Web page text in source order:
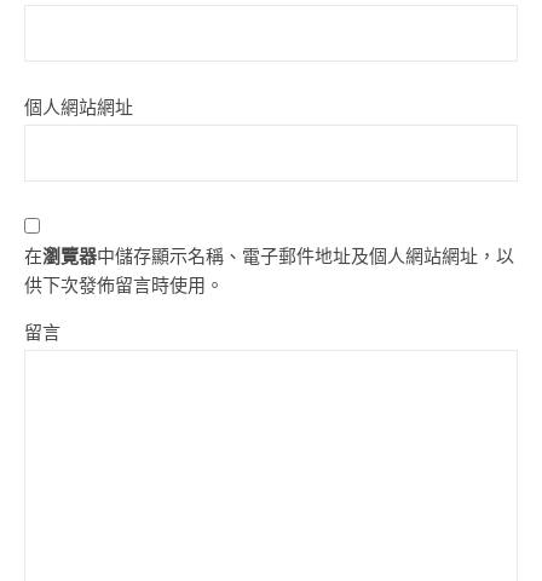
個人網站網址
在瀏覽器中儲存顯示名稱、電子郵件地址及個人網站網址，以
供下次發佈留言時使用。
留言